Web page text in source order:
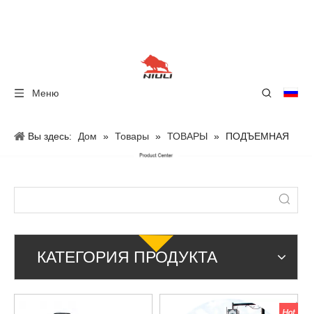
Меню
Вы здесь: Дом » Товары » ТОВАРЫ »
ПОДЪЕМНАЯ
КАТЕГОРИЯ ПРОДУКТА